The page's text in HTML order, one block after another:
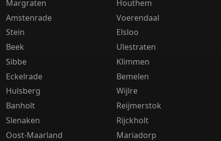
Margraten
Amstenrade
Stein
Beek
Sibbe
Eckelrade
Hulsberg
Banholt
Slenaken
Oost-Maarland
Houthem
Voerendaal
Elsloo
Ulestraten
Klimmen
Bemelen
Wijlre
Reijmerstok
Rijckholt
Mariadorp